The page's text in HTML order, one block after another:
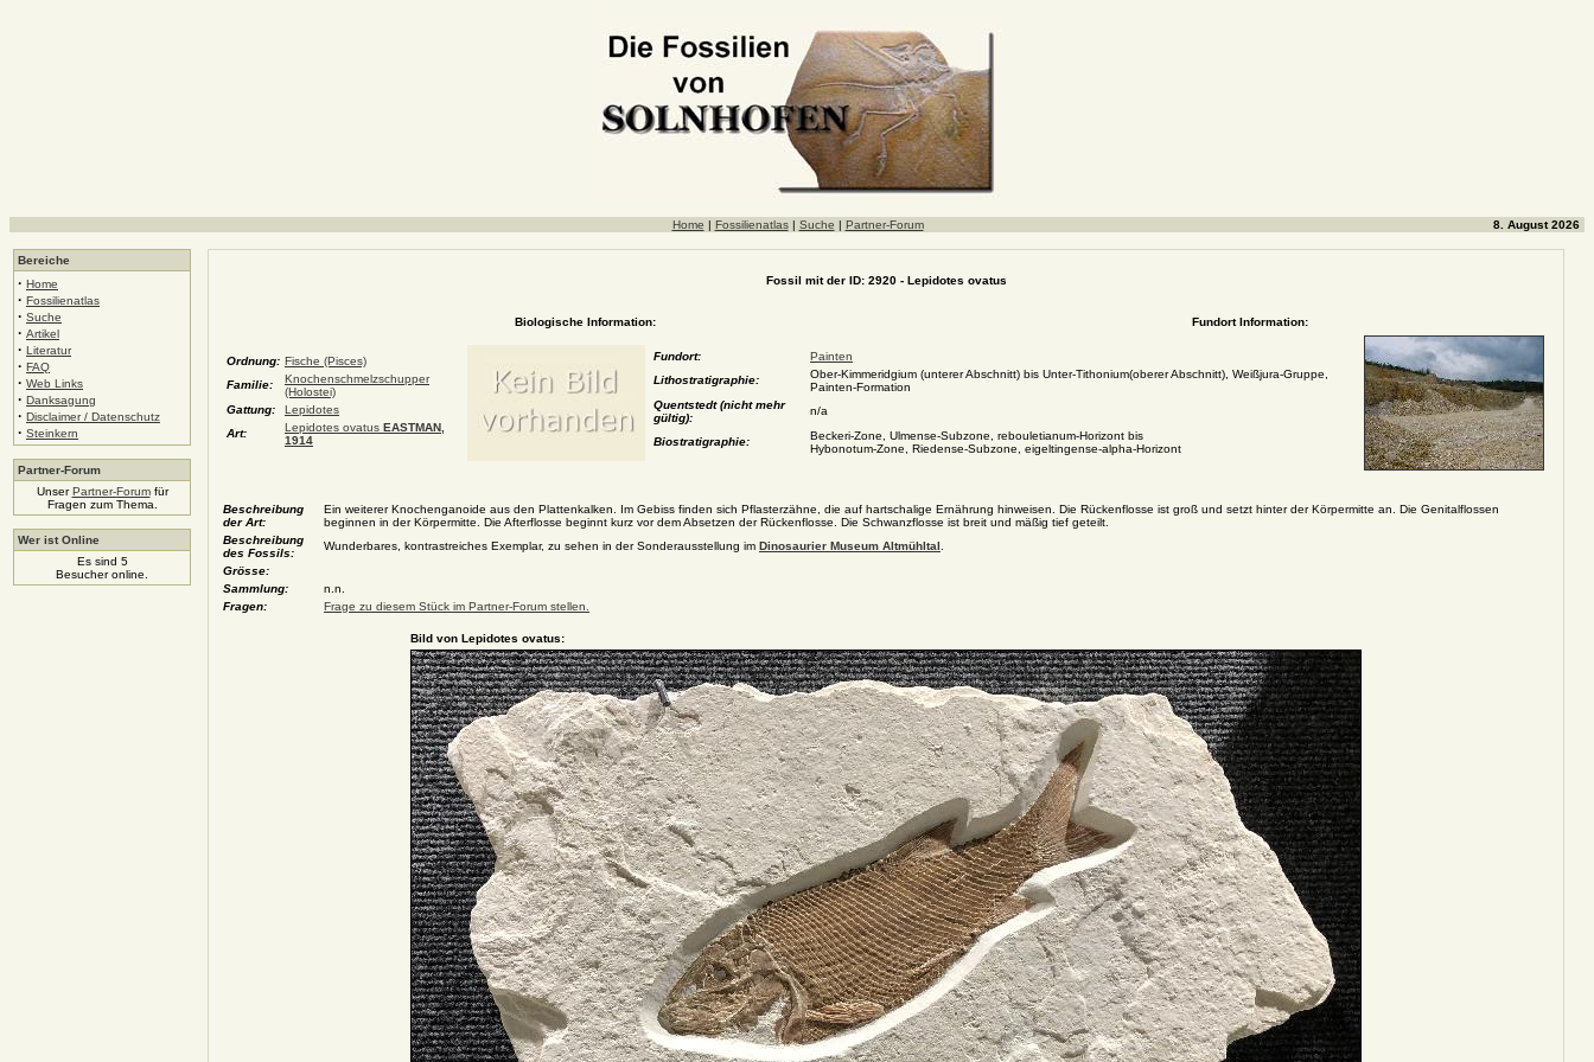
Home | Fossilienatlas| Suche | Partner-Forum 8. August 2026
Bereiche
· Home
· Fossilienatlas
· Suche
· Artikel
· Literatur
· FAQ
· Web Links
· Danksagung
· Disclaimer / Datenschutz
· Steinkern
Partner-Forum
UnserPartner-Forumfür
Fragen zum Thema.
Wer ist Online
Es sind 5
Besucher online.
Fossil mit der ID: 2920 - Lepidotes ovatus
Biologische Information: Fundort Information:
Ordnung: Fische (Pisces)
Familie:
Knochenschmelzschupper
(Holostei)
Gattung:
Lepidotes
Art:
Lepidotes ovatus EASTMAN,
1914
Fundort:
Painten
Lithostratigraphie:
Ober-Kimmeridgium (unterer Abschnitt) bis Unter-Tithonium(oberer Abschnitt), Weißjura-Gruppe,
Painten-Formation
Quentstedt (nicht mehr
gültig):
n/a
Biostratigraphie:
Beckeri-Zone, Ulmense-Subzone, rebouletianum-Horizont bis
Hybonotum-Zone, Riedense-Subzone, eigeltingense-alpha-Horizont
Beschreibung
der Art:
Ein weiterer Knochenganoide aus den Plattenkalken. Im Gebiss finden sich Pflasterzähne, die auf hartschalige Ernährung hinweisen. Die Rückenflosse ist groß und setzt hinter der Körpermitte an. Die Genitalflossen
beginnen in der Körpermitte. Die Afterflosse beginnt kurz vor dem Absetzen der Rückenflosse. Die Schwanzflosse ist breit und mäßig tief geteilt.
Beschreibung
des Fossils:
Wunderbares, kontrastreiches Exemplar, zu sehen in der Sonderausstellung im Dinosaurier Museum Altmühltal
Grösse:
Sammlung:
n.n.
Fragen:
Frage zu diesem Stück im Partner-Forum stellen.
Bild von Lepidotes ovatus: